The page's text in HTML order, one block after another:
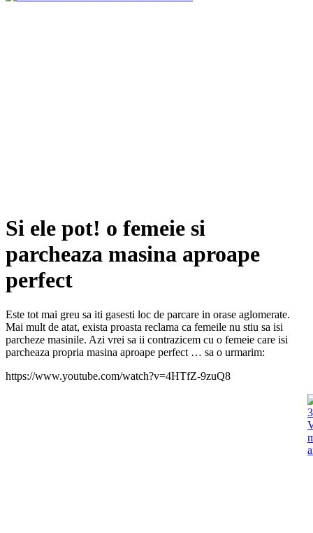
Si ele pot! o femeie si
parcheaza masina aproape
perfect
Este tot mai greu sa iti gasesti loc de parcare in orase aglomerate.
Mai mult de atat, exista proasta reclama ca femeile nu stiu sa isi
parcheze masinile. Azi vrei sa ii contrazicem cu o femeie care isi
parcheaza propria masina aproape perfect … sa o urmarim:
https://www.youtube.com/watch?v=4HTfZ-9zuQ8